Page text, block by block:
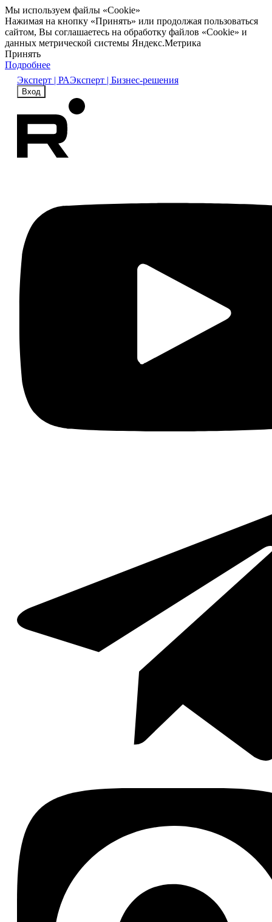
Мы используем файлы «Cookie»
Нажимая на кнопку «Принять» или продолжая пользоваться
сайтом, Вы соглашаетесь на обработку файлов «Cookie» и
данных метрической системы Яндекс.Метрика
Принять
Подробнее
Эксперт | РАЭксперт | Бизнес-решения
Вход